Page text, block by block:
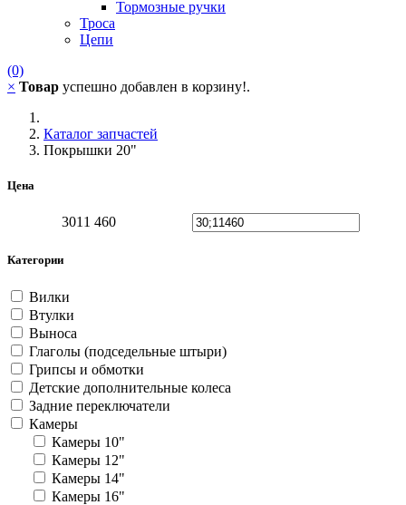
Тормозные ручки
Троса
Цепи
(0)
× Товар успешно добавлен в корзину!.
Каталог запчастей
Покрышки 20"
Цена
3011 460
Категории
Вилки
Втулки
Выноса
Глаголы (подседельные штыри)
Грипсы и обмотки
Детские дополнительные колеса
Задние переключатели
Камеры
Камеры 10"
Камеры 12"
Камеры 14"
Камеры 16"